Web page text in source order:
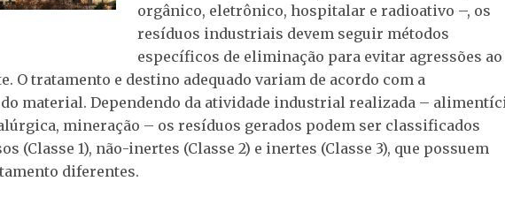
orgânico, eletrônico, hospitalar e radioativo –, os
resíduos industriais devem seguir métodos
específicos de eliminação para evitar agressões ao
O tratamento e destino adequado variam de acordo com a
material. Dependendo da atividade industrial realizada –
mineração – os resíduos gerados podem ser classificados
(Classe 1), não-inertes (Classe 2) e inertes (Classe 3), que possuem
diferentes.